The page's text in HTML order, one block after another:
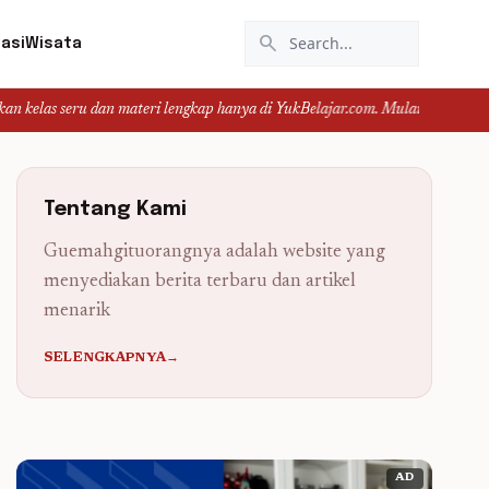
Wisata search
dan materi lengkap hanya di YukBelajar.com. Mulai langkah
Tentang Kami
Guemahgituorangnya adalah website yang
menyediakan berita terbaru dan artikel
menarik
SELENGKAPNYA→
AD